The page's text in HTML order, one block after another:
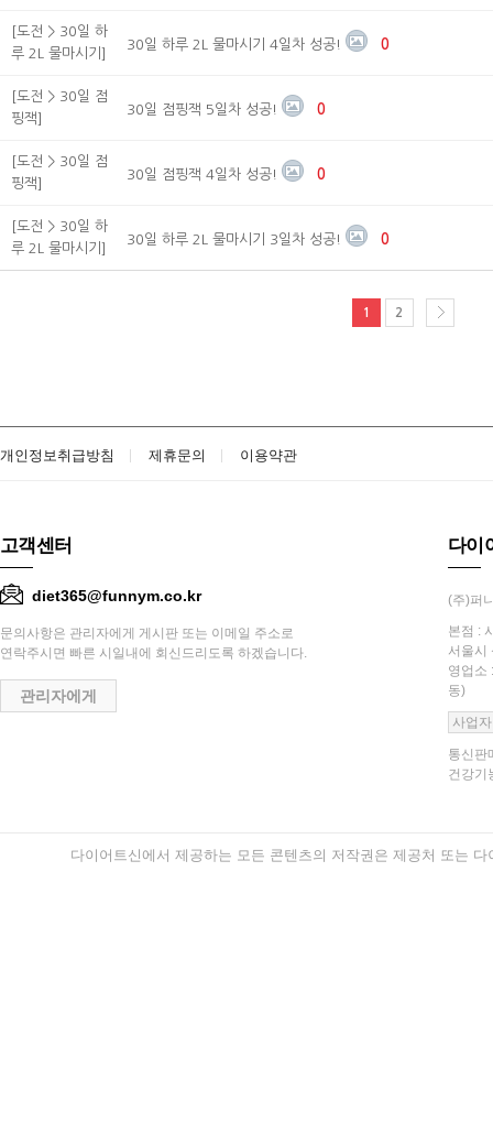
[도전 > 30일 하
루 2L 물마시기]
30일 하루 2L 물마시기 4일차 성공! 0
[도전 > 30일 점
핑잭]
30일 점핑잭 5일차 성공! 0
[도전 > 30일 점
핑잭]
30일 점핑잭 4일차 성공! 0
[도전 > 30일 하
루 2L 물마시기]
30일 하루 2L 물마시기 3일차 성공! 0
1 2
개인정보취급방침 제휴문의 이용약관
고객센터
diet365@funnym.co.kr
문의사항은 관리자에게 게시판 또는 이메일 주소로
연락주시면 빠른 시일내에 회신드리도록 하겠습니다.
관리자에게
다이
(주)퍼
본점 :
서울시
영업소
동)
사업
통신판
건강기
다이어트신에서 제공하는 모든 콘텐츠의 저작권은 제공처 또는